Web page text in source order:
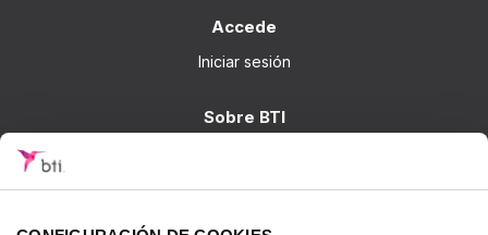
Accede
Iniciar sesión
Sobre BTI
Soluciones BTI